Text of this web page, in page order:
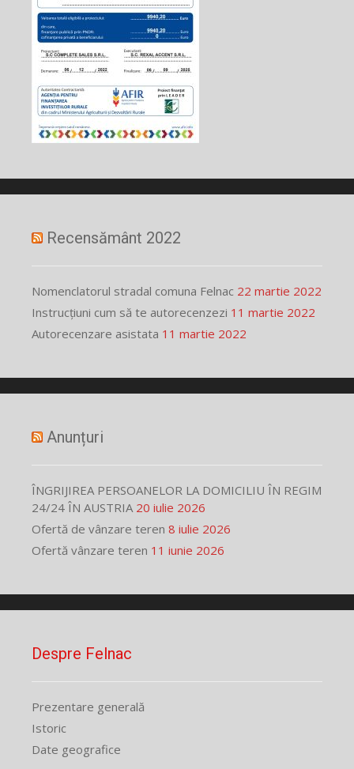
Recensământ 2022
Nomenclatorul stradal comuna Felnac 22 martie 2022
Instrucțiuni cum să te autorecenzezi 11 martie 2022
Autorecenzare asistata 11 martie 2022
Anunțuri
ÎNGRIJIREA PERSOANELOR LA DOMICILIU ÎN REGIM
24/24 ÎN AUSTRIA 20 iulie 2026
Ofertă de vânzare teren 8 iulie 2026
Ofertă vânzare teren 11 iunie 2026
Despre Felnac
Prezentare generală
Istoric
Date geografice